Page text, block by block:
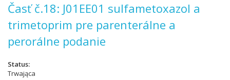
Časť č.18: J01EE01 sulfametoxazol a
trimetoprim pre parenterálne a
perorálne podanie
Status
Trwająca